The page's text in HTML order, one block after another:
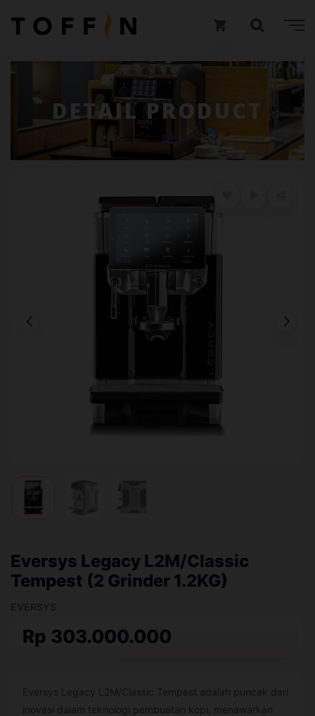
DETAIL PRODUCT
Eversys Legacy L2M/Classic
Tempest (2 Grinder 1.2KG)
Rp 303.000.000
Eversys Legacy L2M/Classic Tempest adalah puncak dari
inovasi dalam teknologi pembuatan kopi, menawarkan